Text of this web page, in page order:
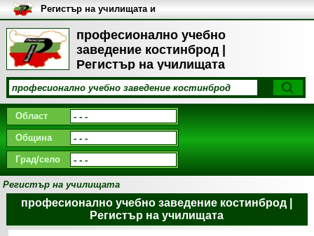
професионално учебно
заведение костинброд |
Регистър на училищата
Регистър на училищата и
университетите в България
Област
Община
Град/село
Регистър на училищата
професионално учебно заведение костинброд |
Регистър на училищата